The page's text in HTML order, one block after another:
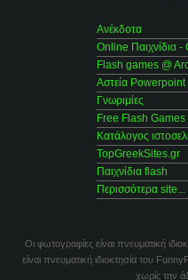
Ανέκδοτα
Online Παιχνίδια
Flash games @
Αστεία Powerpoint
Γνωριμίες
Free Flash Games
Κατάλογος
TopGreekSites.gr
Παιχνίδια flash
Περισσότερα site...
Οι φωτογραφίες είναι πνευματική
είναι πνευματική ιδιοκτησία του
χωρίς την